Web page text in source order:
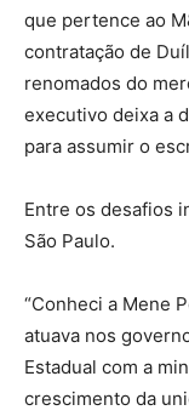
que pertence ao
contratação de
renomados do
executivo deixa a
para assumir o
Entre os desafios
São Paulo.
“Conheci a Mene
atuava nos
Estadual com a
crescimento da